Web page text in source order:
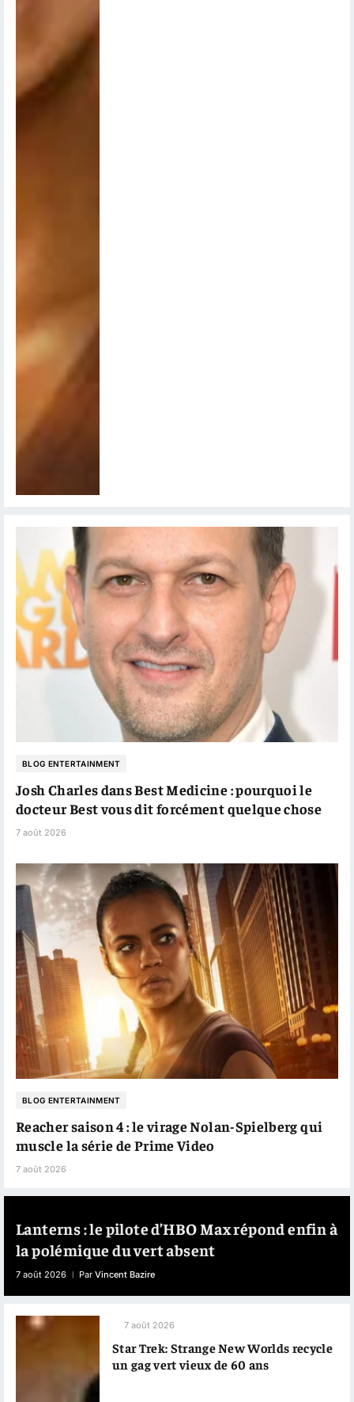
BLOG ENTERTAINMENT
Josh Charles dans Best Medicine : pourquoi le
docteur Best vous dit forcément quelque chose
7 août 2026
BLOG ENTERTAINMENT
Reacher saison 4 : le virage Nolan-Spielberg qui
muscle la série de Prime Video
7 août 2026
Lanterns : le pilote d’HBO Max répond enfin à
la polémique du vert absent
7 août 2026 Par Vincent Bazire
7 août 2026
Star Trek: Strange New Worlds recycle
un gag vert vieux de 60 ans